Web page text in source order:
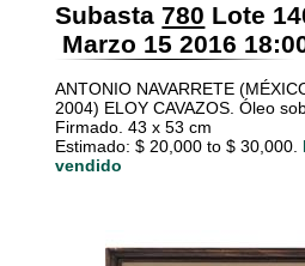
Subasta 780 Lote
Marzo 15 2016
ANTONIO NAVARRETE
2004) ELOY CAVAZOS. Óleo
Firmado. 43 x 53 cm
Estimado: $ 20,000 to $ 30,000.
vendido